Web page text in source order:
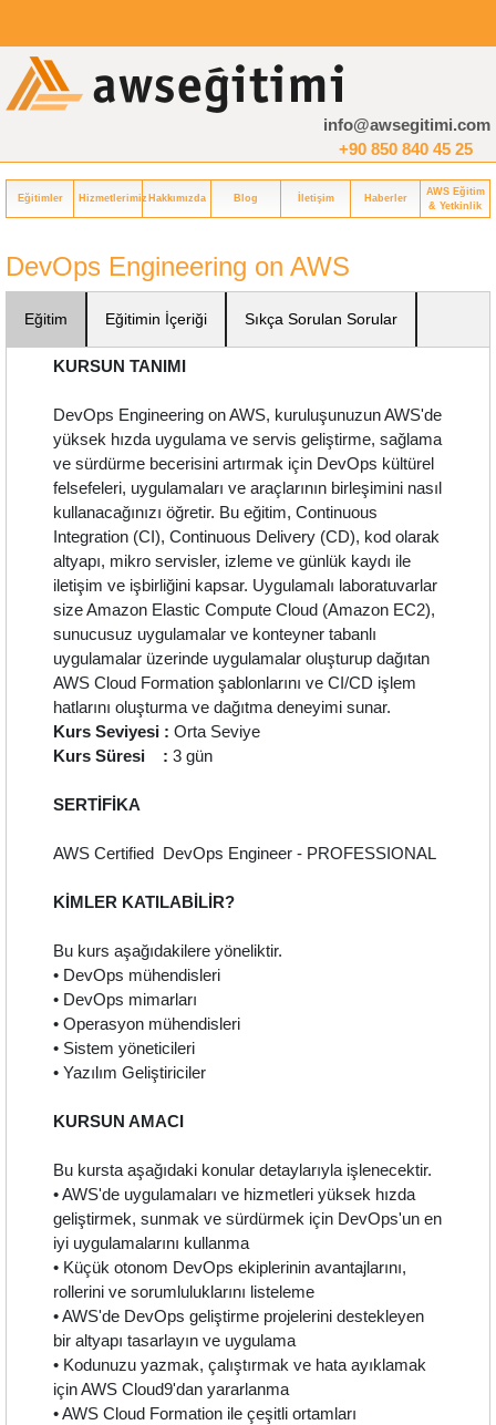
info@awsegitimi.com
+90 850 840 45 25
Eğitimler Hizmetlerimiz Hakkımızda Blog İletişim Haberler
AWS Eğitim
& Yetkinlik
DevOps Engineering on AWS
Eğitim Eğitimin İçeriği Sıkça Sorulan Sorular
KURSUN TANIMI
DevOps Engineering on AWS, kuruluşunuzun AWS'de
yüksek hızda uygulama ve servis geliştirme, sağlama
ve sürdürme becerisini artırmak için DevOps kültürel
felsefeleri, uygulamaları ve araçlarının birleşimini nasıl
kullanacağınızı öğretir. Bu eğitim, Continuous
Integration (CI), Continuous Delivery (CD), kod olarak
altyapı, mikro servisler, izleme ve günlük kaydı ile
iletişim ve işbirliğini kapsar. Uygulamalı laboratuvarlar
size Amazon Elastic Compute Cloud (Amazon EC2),
sunucusuz uygulamalar ve konteyner tabanlı
uygulamalar üzerinde uygulamalar oluşturup dağıtan
AWS Cloud Formation şablonlarını ve CI/CD işlem
hatlarını oluşturma ve dağıtma deneyimi sunar.
Kurs Seviyesi : Orta Seviye
Kurs Süresi : 3 gün
SERTİFİKA
AWS Certified DevOps Engineer - PROFESSIONAL
KİMLER KATILABİLİR?
Bu kurs aşağıdakilere yöneliktir.
• DevOps mühendisleri
• DevOps mimarları
• Operasyon mühendisleri
• Sistem yöneticileri
• Yazılım Geliştiriciler
KURSUN AMACI
Bu kursta aşağıdaki konular detaylarıyla işlenecektir.
• AWS'de uygulamaları ve hizmetleri yüksek hızda
geliştirmek, sunmak ve sürdürmek için DevOps'un en
iyi uygulamalarını kullanma
• Küçük otonom DevOps ekiplerinin avantajlarını,
rollerini ve sorumluluklarını listeleme
• AWS'de DevOps geliştirme projelerini destekleyen
bir altyapı tasarlayın ve uygulama
• Kodunuzu yazmak, çalıştırmak ve hata ayıklamak
için AWS Cloud9'dan yararlanma
• AWS Cloud Formation ile çeşitli ortamları